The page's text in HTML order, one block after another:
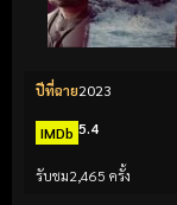
ปีที่ฉาย2023
IMDb 5.4
รับชม2,465 ครั้ง